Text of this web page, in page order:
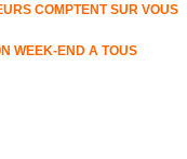
COMPTENT SUR VOUS
WEEK-END A TOUS